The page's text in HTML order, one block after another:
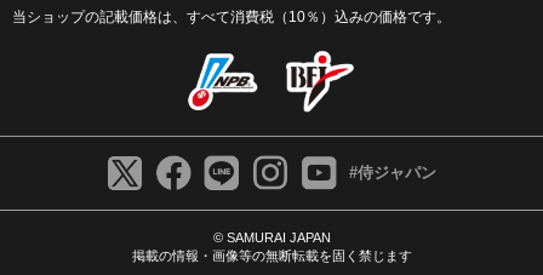
当ショップの記載価格は、すべて消費税（10％）込みの価格です。
#侍ジャパン
© SAMURAI JAPAN
掲載の情報・画像等の無断転載を固く禁じます